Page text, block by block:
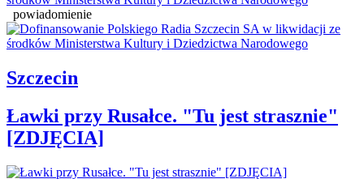
powiadomienie
Szczecin
Ławki przy Rusałce. "Tu jest strasznie"
[ZDJĘCIA]